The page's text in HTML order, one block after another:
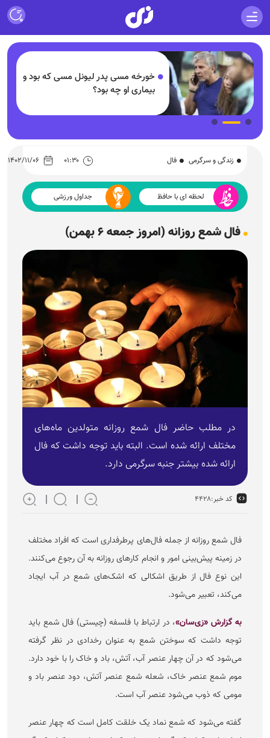
خورخه مسی پدر لیونل مسی که بود و
بیماری او چه بود؟
زندگی و سرگرمی فال ۰۱:۳۰ ۱۴۰۲/۱۱/۰۶
لحظه ای با حافظ جداول ورزشی
فال شمع روزانه (امروز جمعه ۶ بهمن)
در مطلب حاضر فال شمع روزانه متولدین ماه‌های
مختلف ارائه شده است. البته باید توجه داشت که فال
ارائه شده بیشتر جنبه سرگرمی دارد.
کد خبر:۴۴۲۸
فال شمع روزانه از جمله فال‌های پرطرفداری است که افراد مختلف
در زمینه پیش‌بینی امور و انجام کار‌های روزانه به آن رجوع می‌کنند.
این نوع فال از طریق اشکالی که اشک‌های شمع در آب ایجاد
می‌کند، تعبیر می‌شود.
به گزارش «زی‌سان»، در ارتباط با فلسفه (چیستی) فال شمع باید
توجه داشت که سوختن شمع به عنوان رخدادی در نظر گرفته
می‌شود که در آن چهار عنصر آب، آتش، باد و خاک را با خود دارد.
موم شمع عنصر خاک، شعله شمع عنصر آتش، دود عنصر باد و
مومی که ذوب می‌شود عنصر آب است.
گفته می‌شود که شمع نماد یک خلقت کامل است که چهار عنصر